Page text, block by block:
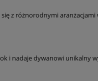
z różnorodnymi
i nadaje dywanowi unikalny